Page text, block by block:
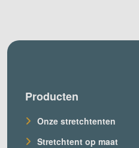
Producten
Onze stretchtenten
Stretchtent op maat